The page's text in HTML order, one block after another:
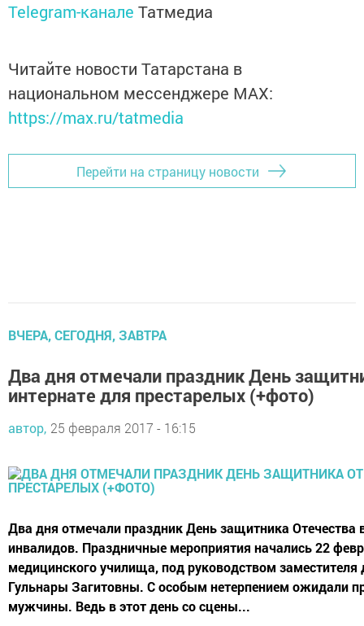
Telegram-канале Татмедиа
Читайте новости Татарстана в
национальном мессенджере MАХ:
https://max.ru/tatmedia
Перейти на страницу новости
ВЧЕРА, СЕГОДНЯ, ЗАВТРА
Два дня отмечали праздник День
интернате для престарелых (+фото)
автор, 25 февраля 2017 - 16:15
Два дня отмечали праздник День защитника Отечества
инвалидов. Праздничные мероприятия начались 22
медицинского училища, под руководством
Гульнары Загитовны. С особым нетерпением ожидали
мужчины. Ведь в этот день со сцены...